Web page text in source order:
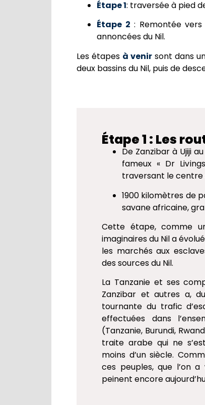
Étape 1: traversée à pied
Étape 2 : Remontée
annoncées du Nil.
Les étapes à venir sont dans
deux bassins du Nil, puis de
Étape 1 : Les
De Zanzibar à Ujiji
fameux « Dr
traversant le centre
1900 kilomètres de
savane africaine,
Cette étape, comme
imaginaires du Nil a
les marchés aux
des sources du Nil.
La Tanzanie et ses
Zanzibar et autres a,
tournante du trafic
effectuées dans
(Tanzanie, Burundi,
traite arabe qui ne
moins d’un siècle.
ces peuples, que l’on
peinent encore